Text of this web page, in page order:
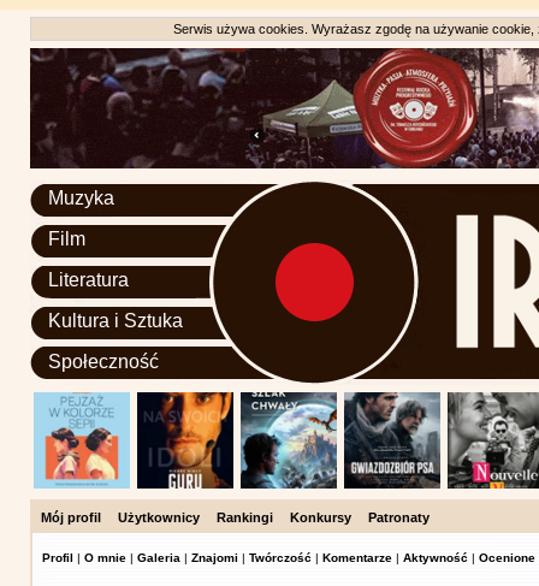
Serwis używa cookies. Wyrażasz zgodę na używanie
Muzyka
Film
Literatura
Kultura i Sztuka
Społeczność
Mój profil Użytkownicy Rankingi Konkursy Patronaty
Profil | O mnie | Galeria | Znajomi | Twórczość | Komentarze | Aktywność | Ocenione